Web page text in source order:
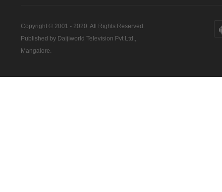
Copyright © 2001 - 2020. All Rights Reserved.
Published by Daijiworld Television Pvt Ltd.,
Mangalore.